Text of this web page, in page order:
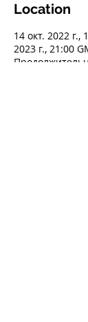
Location
14 окт. 2022 г.,
2023 г., 21:00